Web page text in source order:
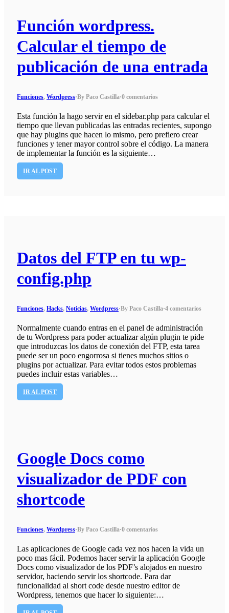
Función wordpress.
Calcular el tiempo de
publicación de una entrada
Funciones, Wordpress·By Paco Castilla·0 comentarios
Esta función la hago servir en el sidebar.php para calcular el
tiempo que llevan publicadas las entradas recientes, supongo
que hay plugins que hacen lo mismo, pero prefiero crear
funciones y tener mayor control sobre el código. La manera
de implementar la función es la siguiente…
IR AL POST
Datos del FTP en tu wp-
config.php
Funciones, Hacks, Noticias, Wordpress·By Paco Castilla·4 comentarios
Normalmente cuando entras en el panel de administración
de tu Wordpress para poder actualizar algún plugin te pide
que introduzcas los datos de conexión del FTP, esta tarea
puede ser un poco engorrosa si tienes muchos sitios o
plugins por actualizar. Para evitar todos estos problemas
puedes incluir estas variables…
IR AL POST
Google Docs como
visualizador de PDF con
shortcode
Funciones, Wordpress·By Paco Castilla·0 comentarios
Las aplicaciones de Google cada vez nos hacen la vida un
poco mas fácil. Podemos hacer servir la aplicación Google
Docs como visualizador de los PDF’s alojados en nuestro
servidor, haciendo servir los shortcode. Para dar
funcionalidad al short code desde nuestro editor de
Wordpress, tenemos que hacer lo siguiente:…